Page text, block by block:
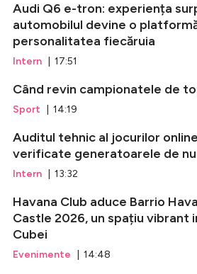
Audi Q6 e-tron: experiența
automobilul devine o
personalitatea fiecăruia
Intern | 17:51
Când revin campionatele de
Sport | 14:19
Auditul tehnic al jocurilor
verificate generatoarele de
Intern | 13:32
Havana Club aduce Barrio
Castle 2026, un spațiu vibrant
Cubei
Evenimente | 14:48